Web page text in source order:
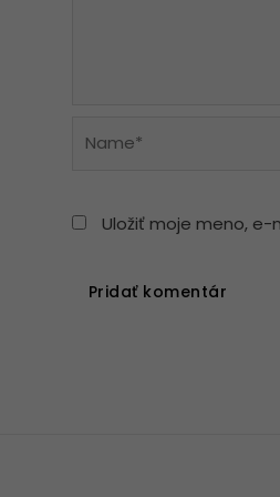
Uložiť moje meno,